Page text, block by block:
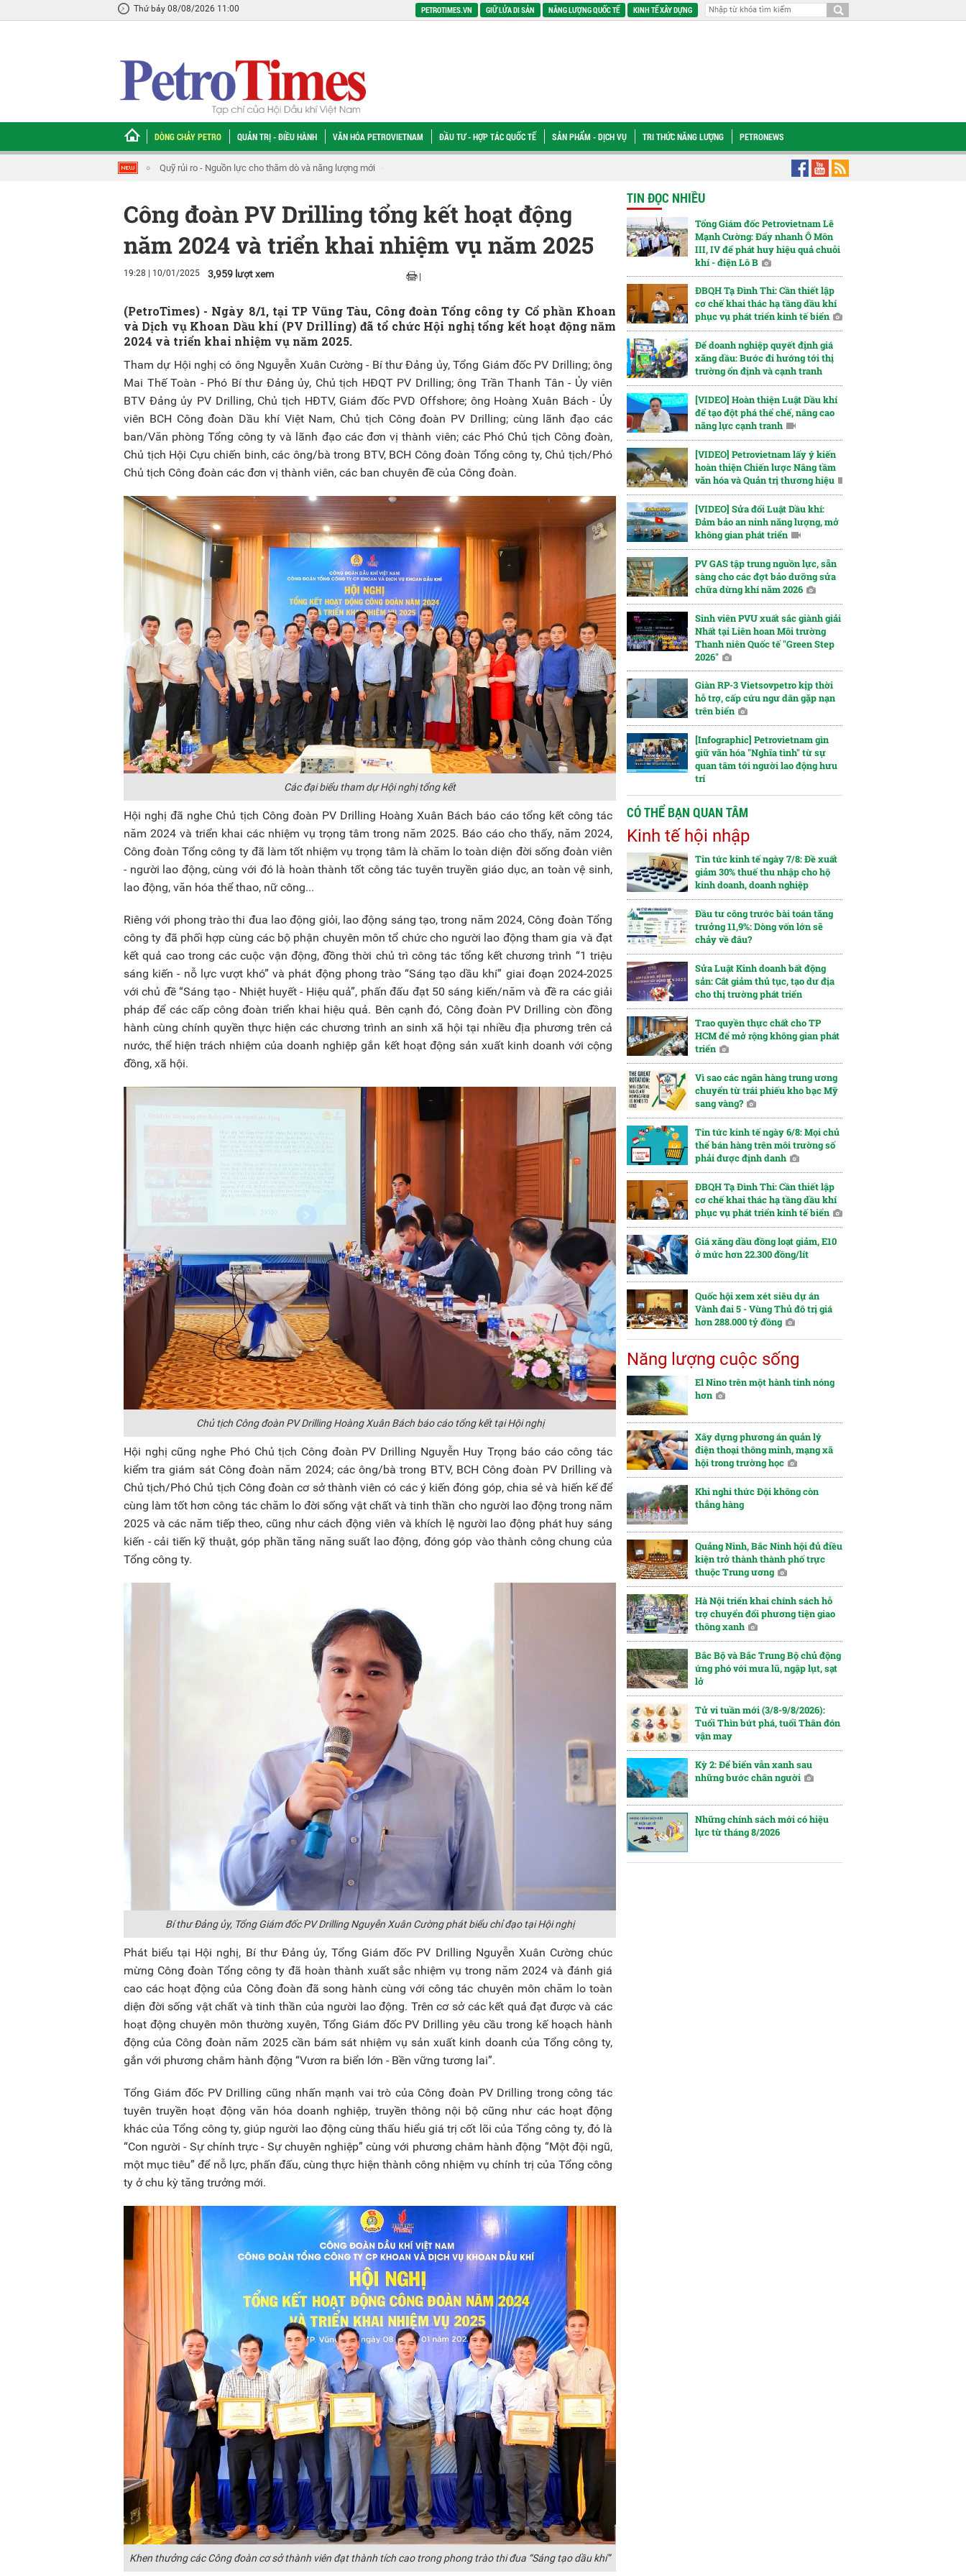
Thứ bảy 08/08/2026 11:00 PETROTIMES.VN GIỮ LỬA DI SẢN NĂNG LƯỢNG QUỐC TẾ KINH TẾ XÂY DỰNG
DÒNG CHẢY PETRO QUẢN TRỊ - ĐIỀU HÀNH VĂN HÓA PETROVIETNAM ĐẦU TƯ - HỢP TÁC QUỐC TẾ SẢN PHẨM - DỊCH VỤ TRI THỨC NĂNG LƯỢNG PETRONEWS
Phát triển Trung tâm công nghiệp - dịch vụ năng lượng tái tạo: Một hướng đi cấp thiết Petrovietnam lan tỏa nghĩa tình, sẻ chia với nạn nhân chất độc da cam [VIDEO] Petrovietnam chung tay
Công đoàn PV Drilling tổng kết hoạt động
năm 2024 và triển khai nhiệm vụ năm 2025
19:28 | 10/01/2025 3,959 lượt xem |
(PetroTimes) - Ngày 8/1, tại TP Vũng Tàu, Công đoàn Tổng công ty Cổ phần Khoan
và Dịch vụ Khoan Dầu khí (PV Drilling) đã tổ chức Hội nghị tổng kết hoạt động năm
2024 và triển khai nhiệm vụ năm 2025.
Tham dự Hội nghị có ông Nguyễn Xuân Cường - Bí thư Đảng ủy, Tổng Giám đốc PV Drilling; ông
Mai Thế Toàn - Phó Bí thư Đảng ủy, Chủ tịch HĐQT PV Drilling; ông Trần Thanh Tân - Ủy viên
BTV Đảng ủy PV Drilling, Chủ tịch HĐTV, Giám đốc PVD Offshore; ông Hoàng Xuân Bách - Ủy
viên BCH Công đoàn Dầu khí Việt Nam, Chủ tịch Công đoàn PV Drilling; cùng lãnh đạo các
ban/Văn phòng Tổng công ty và lãnh đạo các đơn vị thành viên; các Phó Chủ tịch Công đoàn,
Chủ tịch Hội Cựu chiến binh, các ông/bà trong BTV, BCH Công đoàn Tổng công ty, Chủ tịch/Phó
Chủ tịch Công đoàn các đơn vị thành viên, các ban chuyên đề của Công đoàn.
Các đại biểu tham dự Hội nghị tổng kết
Hội nghị đã nghe Chủ tịch Công đoàn PV Drilling Hoàng Xuân Bách báo cáo tổng kết công tác
năm 2024 và triển khai các nhiệm vụ trọng tâm trong năm 2025. Báo cáo cho thấy, năm 2024,
Công đoàn Tổng công ty đã làm tốt nhiệm vụ trọng tâm là chăm lo toàn diện đời sống đoàn viên
- người lao động, cùng với đó là hoàn thành tốt công tác tuyên truyền giáo dục, an toàn vệ sinh,
lao động, văn hóa thể thao, nữ công...
Riêng với phong trào thi đua lao động giỏi, lao động sáng tạo, trong năm 2024, Công đoàn Tổng
công ty đã phối hợp cùng các bộ phận chuyên môn tổ chức cho người lao động tham gia và đạt
kết quả cao trong các cuộc vận động, đồng thời chủ trì công tác tổng kết chương trình “1 triệu
sáng kiến - nỗ lực vượt khó” và phát động phong trào “Sáng tạo dầu khí” giai đoạn 2024-2025
với chủ đề “Sáng tạo - Nhiệt huyết - Hiệu quả”, phấn đấu đạt 50 sáng kiến/năm và đề ra các giải
pháp để các cấp công đoàn triển khai hiệu quả. Bên cạnh đó, Công đoàn PV Drilling còn đồng
hành cùng chính quyền thực hiện các chương trình an sinh xã hội tại nhiều địa phương trên cả
nước, thể hiện trách nhiệm của doanh nghiệp gắn kết hoạt động sản xuất kinh doanh với cộng
đồng, xã hội.
Chủ tịch Công đoàn PV Drilling Hoàng Xuân Bách báo cáo tổng kết tại Hội nghị
Hội nghị cũng nghe Phó Chủ tịch Công đoàn PV Drilling Nguyễn Huy Trọng báo cáo công tác
kiểm tra giám sát Công đoàn năm 2024; các ông/bà trong BTV, BCH Công đoàn PV Drilling và
Chủ tịch/Phó Chủ tịch Công đoàn cơ sở thành viên có các ý kiến đóng góp, chia sẻ và hiến kế để
cùng làm tốt hơn công tác chăm lo đời sống vật chất và tinh thần cho người lao động trong năm
2025 và các năm tiếp theo, cũng như cách động viên và khích lệ người lao động phát huy sáng
kiến - cải tiến kỹ thuật, góp phần tăng năng suất lao động, đóng góp vào thành công chung của
Tổng công ty.
Bí thư Đảng ủy, Tổng Giám đốc PV Drilling Nguyễn Xuân Cường phát biểu chỉ đạo tại Hội nghị
Phát biểu tại Hội nghị, Bí thư Đảng ủy, Tổng Giám đốc PV Drilling Nguyễn Xuân Cường chúc
mừng Công đoàn Tổng công ty đã hoàn thành xuất sắc nhiệm vụ trong năm 2024 và đánh giá
cao các hoạt động của Công đoàn đã song hành cùng với công tác chuyên môn chăm lo toàn
diện đời sống vật chất và tinh thần của người lao động. Trên cơ sở các kết quả đạt được và các
hoạt động chuyên môn thường xuyên, Tổng Giám đốc PV Drilling yêu cầu trong kế hoạch hành
động của Công đoàn năm 2025 cần bám sát nhiệm vụ sản xuất kinh doanh của Tổng công ty,
gắn với phương châm hành động “Vươn ra biển lớn - Bền vững tương lai”.
Tổng Giám đốc PV Drilling cũng nhấn mạnh vai trò của Công đoàn PV Drilling trong công tác
tuyên truyền hoạt động văn hóa doanh nghiệp, truyền thông nội bộ cũng như các hoạt động
khác của Tổng công ty, giúp người lao động cùng thấu hiểu giá trị cốt lõi của Tổng công ty, đó là
“Con người - Sự chính trực - Sự chuyên nghiệp” cùng với phương châm hành động “Một đội ngũ,
một mục tiêu” để nỗ lực, phấn đấu, cùng thực hiện thành công nhiệm vụ chính trị của Tổng công
ty ở chu kỳ tăng trưởng mới.
Khen thưởng các Công đoàn cơ sở thành viên đạt thành tích cao trong phong trào thi đua “Sáng tạo dầu khí”
TIN ĐỌC NHIỀU
Tổng Giám đốc Petrovietnam Lê
Mạnh Cường: Đẩy nhanh Ô Môn
III, IV để phát huy hiệu quả chuỗi
khí - điện Lô B
ĐBQH Tạ Đình Thi: Cần thiết lập
cơ chế khai thác hạ tầng dầu khí
phục vụ phát triển kinh tế biển
Để doanh nghiệp quyết định giá
xăng dầu: Bước đi hướng tới thị
trường ổn định và cạnh tranh
[VIDEO] Hoàn thiện Luật Dầu khí
để tạo đột phá thể chế, nâng cao
năng lực cạnh tranh
[VIDEO] Petrovietnam lấy ý kiến
hoàn thiện Chiến lược Nâng tầm
văn hóa và Quản trị thương hiệu
[VIDEO] Sửa đổi Luật Dầu khí:
Đảm bảo an ninh năng lượng, mở
không gian phát triển
PV GAS tập trung nguồn lực, sẵn
sàng cho các đợt bảo dưỡng sửa
chữa dừng khí năm 2026
Sinh viên PVU xuất sắc giành giải
Nhất tại Liên hoan Môi trường
Thanh niên Quốc tế "Green Step
2026"
Giàn RP-3 Vietsovpetro kịp thời
hỗ trợ, cấp cứu ngư dân gặp nạn
trên biển
[Infographic] Petrovietnam gìn
giữ văn hóa "Nghĩa tình" từ sự
quan tâm tới người lao động hưu
trí
CÓ THỂ BẠN QUAN TÂM
Kinh tế hội nhập
Tin tức kinh tế ngày 7/8: Đề xuất
giảm 30% thuế thu nhập cho hộ
kinh doanh, doanh nghiệp
Đầu tư công trước bài toán tăng
trưởng 11,9%: Dòng vốn lớn sẽ
chảy về đâu?
Sửa Luật Kinh doanh bất động
sản: Cắt giảm thủ tục, tạo dư địa
cho thị trường phát triển
Trao quyền thực chất cho TP
HCM để mở rộng không gian phát
triển
Vì sao các ngân hàng trung ương
chuyển từ trái phiếu kho bạc Mỹ
sang vàng?
Tin tức kinh tế ngày 6/8: Mọi chủ
thể bán hàng trên môi trường số
phải được định danh
ĐBQH Tạ Đình Thi: Cần thiết lập
cơ chế khai thác hạ tầng dầu khí
phục vụ phát triển kinh tế biển
Giá xăng dầu đồng loạt giảm, E10
ở mức hơn 22.300 đồng/lít
Quốc hội xem xét siêu dự án
Vành đai 5 - Vùng Thủ đô trị giá
hơn 288.000 tỷ đồng
Năng lượng cuộc sống
El Nino trên một hành tinh nóng
hơn
Xây dựng phương án quản lý
điện thoại thông minh, mạng xã
hội trong trường học
Khi nghi thức Đội không còn
thẳng hàng
Quảng Ninh, Bắc Ninh hội đủ điều
kiện trở thành thành phố trực
thuộc Trung ương
Hà Nội triển khai chính sách hỗ
trợ chuyển đổi phương tiện giao
thông xanh
Bắc Bộ và Bắc Trung Bộ chủ động
ứng phó với mưa lũ, ngập lụt, sạt
lở
Tử vi tuần mới (3/8-9/8/2026):
Tuổi Thìn bứt phá, tuổi Thân đón
vận may
Kỳ 2: Để biển vẫn xanh sau
những bước chân người
Những chính sách mới có hiệu
lực từ tháng 8/2026